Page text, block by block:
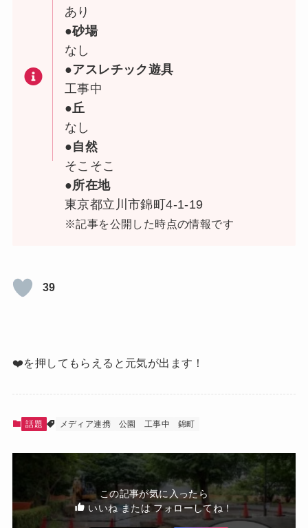
あり
●砂場
なし
●アスレチック遊具
工事中
●丘
なし
●自然
そこそこ
●所在地
東京都立川市錦町4-1-19
※記事を公開した時点の情報です
39
❤️を押してもらえると元気が出ます！
話題 メディア連携 公園 工事中 錦町
この記事が気に入ったら
いいね または フォローしてね！